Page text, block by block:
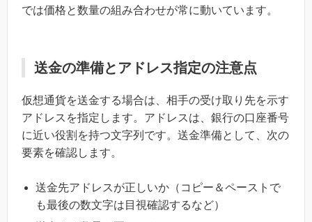
では価格と数量の組み合わせが常に動いています。
送金の準備とアドレス指定の注意点
仮想通貨を送金する場合は、相手の受け取り先を示す
アドレスを指定します。アドレスは、銀行の口座番号
に近い役割を持つ文字列です。送金準備として、次の
要素を確認します。
送金先アドレスが正しいか（コピー＆ペーストで
も最後の数文字は目視確認するなど）